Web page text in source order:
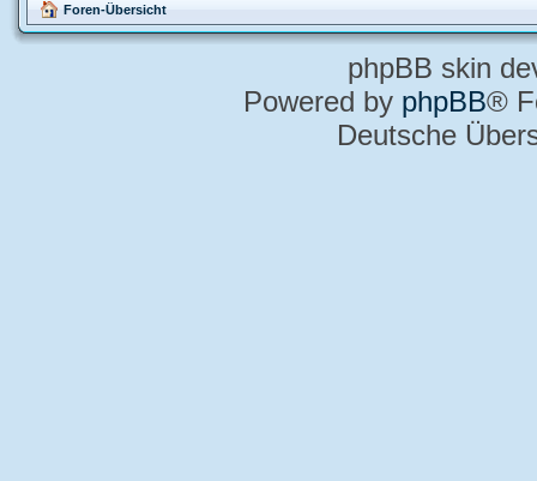
Foren-Übersicht
phpBB skin
Powered by phpBB®
Deutsche